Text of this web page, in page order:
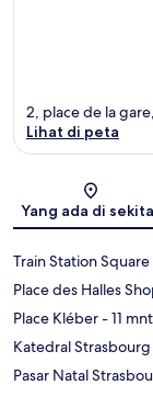
2, place de la
Lihat di peta
Yang ada di
Train Station Square
Place des Halles
Place Kléber- 11
Katedral Strasbourg
Pasar Natal